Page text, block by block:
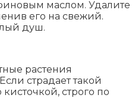
маслом. Удалите
его на свежий.
душ.
растения
страдает такой
строго по